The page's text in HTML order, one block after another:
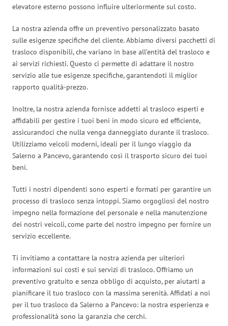
elevatore esterno possono influire ulteriormente sul costo.
La nostra azienda offre un preventivo personalizzato basato
sulle esigenze specifiche del cliente. Abbiamo diversi pacchetti di
trasloco disponibili, che variano in base all’entità del trasloco e
ai servizi richiesti. Questo ci permette di adattare il nostro
servizio alle tue esigenze specifiche, garantendoti il miglior
rapporto qualità-prezzo.
Inoltre, la nostra azienda fornisce addetti al trasloco esperti e
affidabili per gestire i tuoi beni in modo sicuro ed efficiente,
assicurandoci che nulla venga danneggiato durante il trasloco.
Utilizziamo veicoli moderni, ideali per il lungo viaggio da
Salerno a Pancevo, garantendo così il trasporto sicuro dei tuoi
beni.
Tutti i nostri dipendenti sono esperti e formati per garantire un
processo di trasloco senza intoppi. Siamo orgogliosi del nostro
impegno nella formazione del personale e nella manutenzione
dei nostri veicoli, come parte del nostro impegno per fornire un
servizio eccellente.
Ti invitiamo a contattare la nostra azienda per ulteriori
informazioni sui costi e sui servizi di trasloco. Offriamo un
preventivo gratuito e senza obbligo di acquisto, per aiutarti a
pianificare il tuo trasloco con la massima serenità. Affidati a noi
per il tuo trasloco da Salerno a Pancevo: la nostra esperienza e
professionalità sono la garanzia che cerchi.